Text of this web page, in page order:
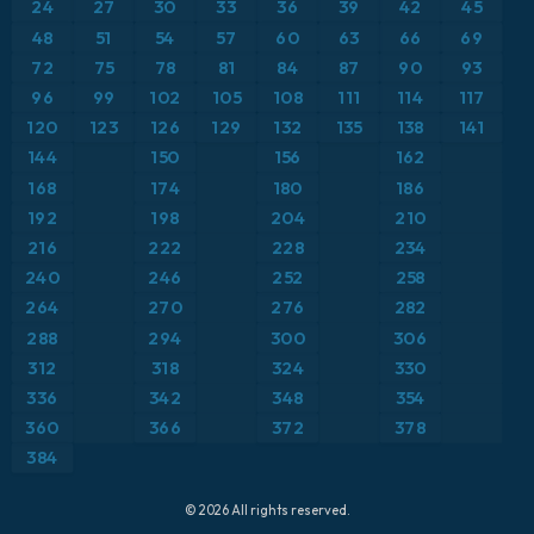
ICON Alemania 2 km
Caribe
Escandinavia
Estados Unidos
Europa
Francia
Grecia
Islandia
Anomalía de temperatura a 850 hPa
CAPE
Precipitación, nubes y presión
Profundidad de nieve
Punto de rocío a 2 m
Ráfagas de Viento Máximas
Ráfagas de viento
24
27 30 33 36 39 42 45
48 51 54 57 60 63 66
69
72
75 78 81 84 87 90 93
96 99 102 105 108 111 114
117
120
123 126 129 132 135 138
141
144
150 156
162
168
174 180
186
192
198 204
210
216
222 228 234
240 246 252 258
264 270 276
282
288
294 300
306
312
318 324
330
336
342 348 354
360 366 372 378
384
© 2026 All rights reserved.